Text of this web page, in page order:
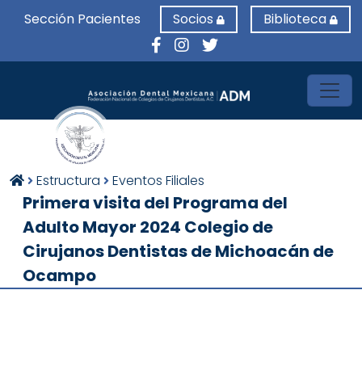
Sección Pacientes Socios Biblioteca
Estructura Eventos Filiales
Primera visita del Programa del
Adulto Mayor 2024 Colegio de
Cirujanos Dentistas de Michoacán de
Ocampo